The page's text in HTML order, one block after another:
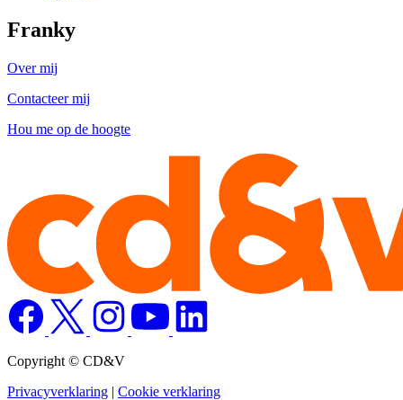
Franky
Over mij
Contacteer mij
Hou me op de hoogte
Copyright © CD&V
Privacyverklaring | Cookie verklaring